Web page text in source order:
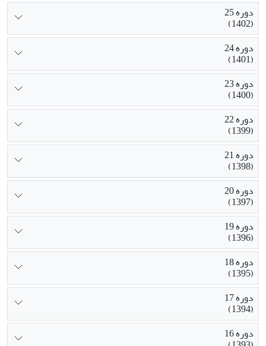
دوره 25
(1402)
دوره 24
(1401)
دوره 23
(1400)
دوره 22
(1399)
دوره 21
(1398)
دوره 20
(1397)
دوره 19
(1396)
دوره 18
(1395)
دوره 17
(1394)
دوره 16